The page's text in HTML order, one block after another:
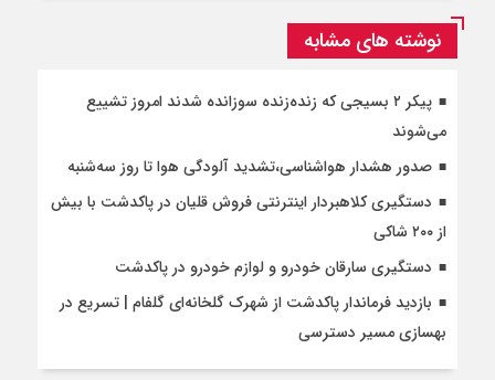
نوشته های مشابه
پیکر ۲ بسیجی که زنده‌زنده سوزانده شدند امروز تشییع
می‌شوند
صدور هشدار هواشناسی،تشدید آلودگی هوا تا روز سه‌شنبه
دستگیری کلاهبردار اینترنتی فروش قلیان در پاکدشت با بیش
از ۲۰۰ شاکی
دستگیری سارقان خودرو و لوازم خودرو در پاکدشت
بازدید فرماندار پاکدشت از شهرک گلخانه‌ای گلفام | تسریع در
بهسازی مسیر دسترسی